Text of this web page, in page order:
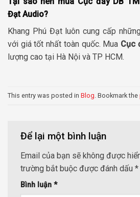
Đạt Audio?
Khang Phú Đạt luôn cung cấp
với giá tốt nhất toàn quốc. Mua Cục
lượng cao tại Hà Nội và TP HCM.
This entry was posted in Blog . Bookmark the
Để lại một bình luận
Email của bạn sẽ không được
trường bắt buộc được đánh dấu *
Bình luận *